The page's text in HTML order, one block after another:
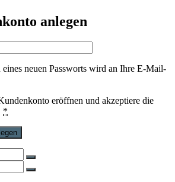
anlegen
neuen Passworts wird an Ihre E-Mail-
eröffnen und akzeptiere die
*